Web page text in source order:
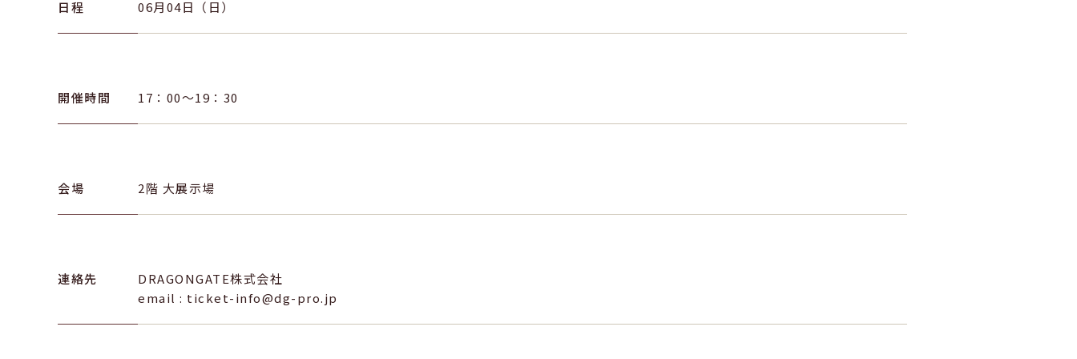
日程 06月04日（日）
開催時間 17：00～19：30
会場 2階 大展示場
連絡先
DRAGONGATE株式会社
email : ticket-info@dg-pro.jp